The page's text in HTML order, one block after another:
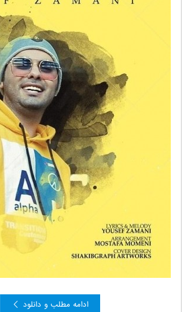
ادامه مطلب و دانلود